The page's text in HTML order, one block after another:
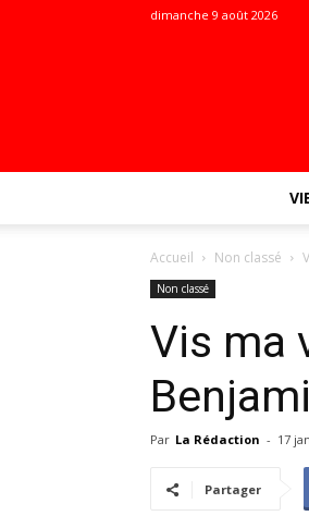
dimanche 9 août 2026
Accueil Non classé
Non classé
Vis ma
Par La Rédaction - 17
Partager